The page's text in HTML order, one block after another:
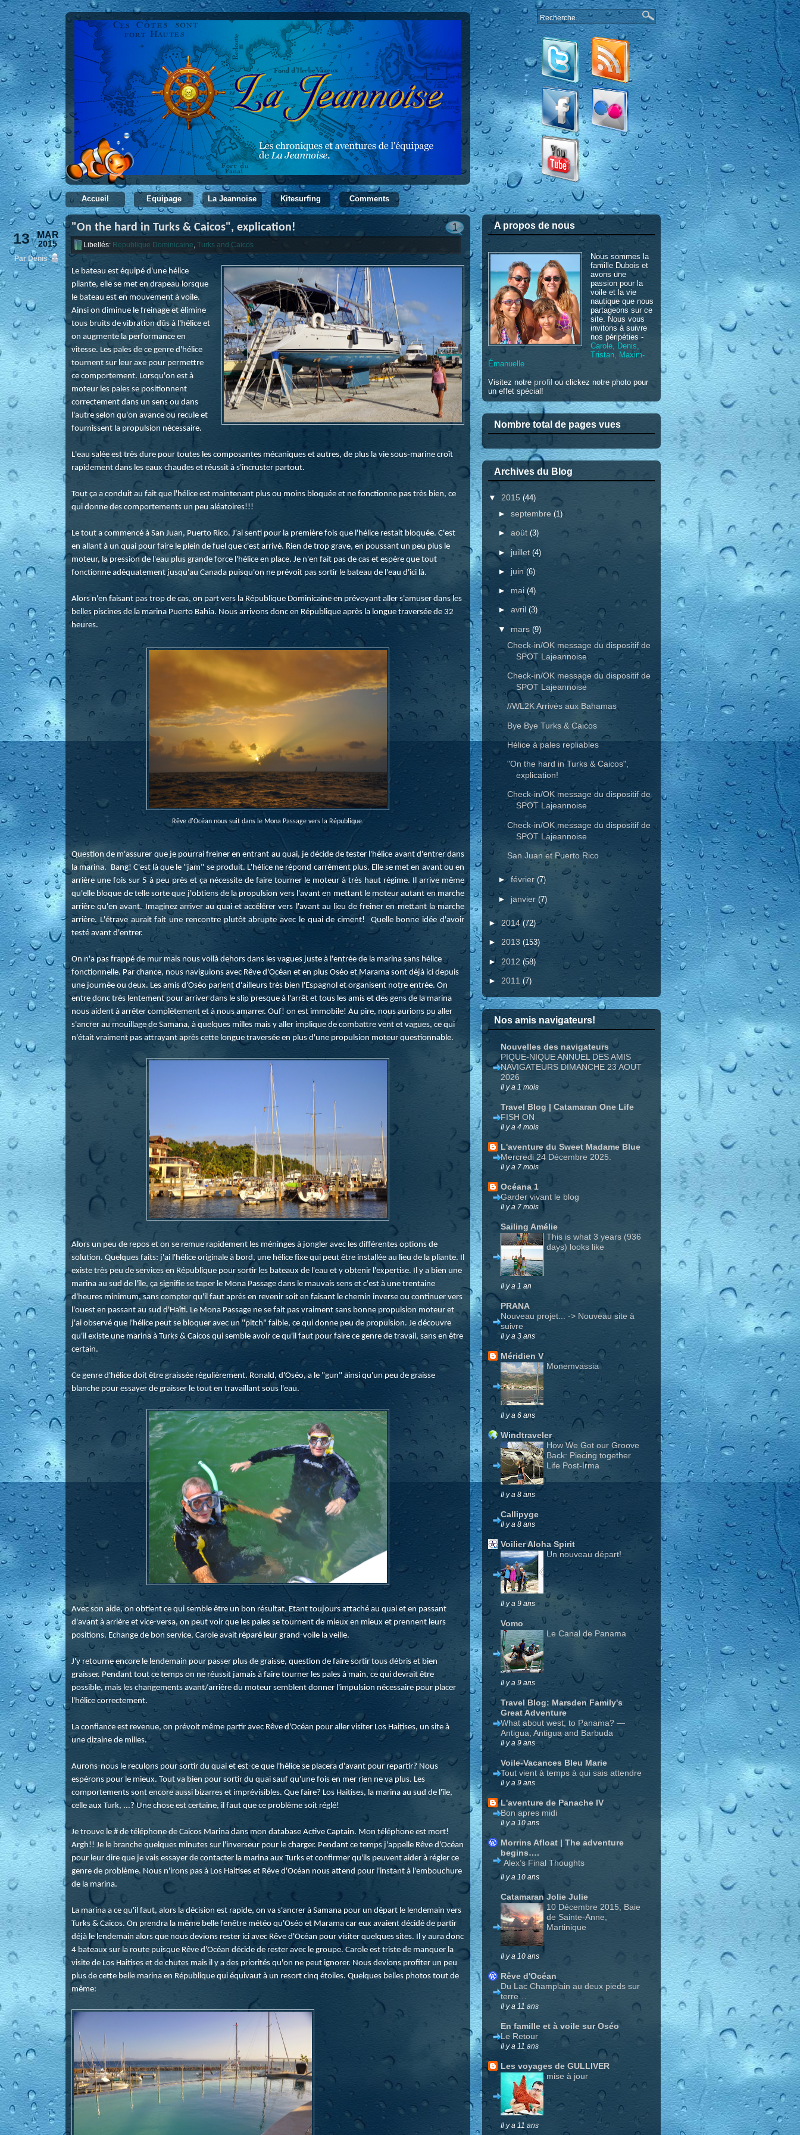
Accueil Equipage La Jeannoise Kitesurfing Comments
MAR
2015
13
Par Denis
1
"On the hard in Turks & Caicos", explication!
Libellés: Republique Dominicaine, Turks and Caicos
Le bateau est équipé d'une hélice
pliante, elle se met en drapeau lorsque
le bateau est en mouvement à voile.
Ainsi on diminue le freinage et élimine
tous bruits de vibration dûs à l'hélice et
on augmente la performance en
vitesse. Les pales de ce genre d'hélice
tournent sur leur axe pour permettre
ce comportement. Lorsqu'on est à
moteur les pales se positionnent
correctement dans un sens ou dans
l'autre selon qu'on avance ou recule et
fournissent la propulsion nécessaire.
L'eau salée est très dure pour toutes les composantes mécaniques et autres, de plus la vie sous-marine croît
rapidement dans les eaux chaudes et réussit à s'incruster partout.
Tout ça a conduit au fait que l'hélice est maintenant plus ou moins bloquée et ne fonctionne pas très bien, ce
qui donne des comportements un peu aléatoires!!!
Le tout a commencé à San Juan, Puerto Rico. J'ai senti pour la première fois que l'hélice restait bloquée. C'est
en allant à un quai pour faire le plein de fuel que c'est arrivé. Rien de trop grave, en poussant un peu plus le
moteur, la pression de l'eau plus grande force l'hélice en place. Je n'en fait pas de cas et espère que tout
fonctionne adéquatement jusqu'au Canada puisqu'on ne prévoit pas sortir le bateau de l'eau d'ici là.
Alors n'en faisant pas trop de cas, on part vers la République Dominicaine en prévoyant aller s'amuser dans les
belles piscines de la marina Puerto Bahia. Nous arrivons donc en République après la longue traversée de 32
heures.
Rêve d'Océan nous suit dans le Mona Passage vers la République.
Question de m'assurer que je pourrai freiner en entrant au quai, je décide de tester l'hélice avant d'entrer dans
la marina. Bang! C'est là que le "jam" se produit. L'hélice ne répond carrément plus. Elle se met en avant ou en
arrière une fois sur 5 à peu près et ça nécessite de faire tourner le moteur à très haut régime. Il arrive même
qu'elle bloque de telle sorte que j'obtiens de la propulsion vers l'avant en mettant le moteur autant en marche
arrière qu'en avant. Imaginez arriver au quai et accélérer vers l'avant au lieu de freiner en mettant la marche
arrière. L'étrave aurait fait une rencontre plutôt abrupte avec le quai de ciment! Quelle bonne idée d'avoir
testé avant d'entrer.
On n'a pas frappé de mur mais nous voilà dehors dans les vagues juste à l'entrée de la marina sans hélice
fonctionnelle. Par chance, nous naviguions avec Rêve d'Océan et en plus Oséo et Marama sont déjà ici depuis
une journée ou deux. Les amis d'Oséo parlent d'ailleurs très bien l'Espagnol et organisent notre entrée. On
entre donc très lentement pour arriver dans le slip presque à l'arrêt et tous les amis et des gens de la marina
nous aident à arrêter complètement et à nous amarrer. Ouf! on est immobile! Au pire, nous aurions pu aller
s'ancrer au mouillage de Samana, à quelques milles mais y aller implique de combattre vent et vagues, ce qui
n'était vraiment pas attrayant après cette longue traversée en plus d'une propulsion moteur questionnable.
Alors un peu de repos et on se remue rapidement les méninges à jongler avec les différentes options de
solution. Quelques faits: j'ai l'hélice originale à bord, une hélice fixe qui peut être installée au lieu de la pliante. Il
existe très peu de services en République pour sortir les bateaux de l'eau et y obtenir l'expertise. Il y a bien une
marina au sud de l'île, ça signifie se taper le Mona Passage dans le mauvais sens et c'est à une trentaine
d'heures minimum, sans compter qu'il faut après en revenir soit en faisant le chemin inverse ou continuer vers
l'ouest en passant au sud d'Haîti. Le Mona Passage ne se fait pas vraiment sans bonne propulsion moteur et
j'ai observé que l'hélice peut se bloquer avec un "pitch" faible, ce qui donne peu de propulsion. Je découvre
qu'il existe une marina à Turks & Caicos qui semble avoir ce qu'il faut pour faire ce genre de travail, sans en être
certain.
Ce genre d'hélice doit être graissée régulièrement. Ronald, d'Oséo, a le "gun" ainsi qu'un peu de graisse
blanche pour essayer de graisser le tout en travaillant sous l'eau.
Avec son aide, on obtient ce qui semble être un bon résultat. Etant toujours attaché au quai et en passant
d'avant à arrière et vice-versa, on peut voir que les pales se tournent de mieux en mieux et prennent leurs
positions. Echange de bon service, Carole avait réparé leur grand-voile la veille.
J'y retourne encore le lendemain pour passer plus de graisse, question de faire sortir tous débris et bien
graisser. Pendant tout ce temps on ne réussit jamais à faire tourner les pales à main, ce qui devrait être
possible, mais les changements avant/arrière du moteur semblent donner l'impulsion nécessaire pour placer
l'hélice correctement.
La confiance est revenue, on prévoit même partir avec Rêve d'Océan pour aller visiter Los Haitises, un site à
une dizaine de milles.
Aurons-nous le reculons pour sortir du quai et est-ce que l'hélice se placera d'avant pour repartir? Nous
espérons pour le mieux. Tout va bien pour sortir du quai sauf qu'une fois en mer rien ne va plus. Les
comportements sont encore aussi bizarres et imprévisibles. Que faire? Los Haitises, la marina au sud de l'île,
celle aux Turk, ...? Une chose est certaine, il faut que ce problème soit réglé!
Je trouve le # de téléphone de Caicos Marina dans mon database Active Captain. Mon téléphone est mort!
Argh!! Je le branche quelques minutes sur l'inverseur pour le charger. Pendant ce temps j'appelle Rêve d'Océan
pour leur dire que je vais essayer de contacter la marina aux Turks et confirmer qu'ils peuvent aider à régler ce
genre de problème. Nous n'irons pas à Los Haitises et Rêve d'Océan nous attend pour l'instant à l'embouchure
de la marina.
La marina a ce qu'il faut, alors la décision est rapide, on va s'ancrer à Samana pour un départ le lendemain vers
Turks & Caicos. On prendra la même belle fenêtre météo qu'Oséo et Marama car eux avaient décidé de partir
déjà le lendemain alors que nous devions rester ici avec Rêve d'Océan pour visiter quelques sites. Il y aura donc
4 bateaux sur la route puisque Rêve d'Océan décide de rester avec le groupe. Carole est triste de manquer la
visite de Los Haitises et de chutes mais il y a des priorités qu'on ne peut ignorer. Nous devions profiter un peu
plus de cette belle marina en République qui équivaut à un resort cinq étoiles. Quelques belles photos tout de
même:
A propos de nous
Nous sommes la
famille Dubois et
avons une
passion pour la
voile et la vie
nautique que nous
partageons sur ce
site. Nous vous
invitons à suivre
nos péripéties -
Carole, Denis,
Tristan, Maxim-
Émanuelle
Visitez notre profilou clickez notre photo pour
un effet spécial!
Nombre total de pages vues
Archives du Blog
▼ 2015 (44)
► septembre (1)
► août (3)
► juillet (4)
► juin (6)
► mai (4)
► avril (3)
▼ mars (9)
Check-in/OK message du dispositif de
SPOT Lajeannoise
Check-in/OK message du dispositif de
SPOT Lajeannoise
//WL2K Arrivés aux Bahamas
Bye Bye Turks & Caicos
Hélice à pales repliables
"On the hard in Turks & Caicos",
explication!
Check-in/OK message du dispositif de
SPOT Lajeannoise
Check-in/OK message du dispositif de
SPOT Lajeannoise
San Juan et Puerto Rico
► février (7)
► janvier (7)
► 2014(72)
► 2013 (153)
► 2012 (58)
► 2011 (7)
Nos amis navigateurs!
Nouvelles des navigateurs
PIQUE-NIQUE ANNUEL DES AMIS
NAVIGATEURS DIMANCHE 23 AOUT
2026
Il y a 1 mois
Travel Blog | Catamaran One Life
FISH ON
Il y a 4 mois
L'aventure du Sweet Madame Blue
Mercredi 24 Décembre 2025.
Il y a 7 mois
Océana 1
Garder vivant le blog
Il y a 7 mois
Sailing Amélie
This is what 3 years (936
days) looks like
Il y a 1 an
PRANA
Nouveau projet... -> Nouveau site à
suivre
Il y a 3 ans
Méridien V
Monemvassia
Il y a 6 ans
Windtraveler
How We Got our Groove
Back: Piecing together
Life Post-Irma
Il y a 8 ans
Callipyge
Il y a 8 ans
Voilier Aloha Spirit
Un nouveau départ!
Il y a 9 ans
Vomo
Le Canal de Panama
Il y a 9 ans
Travel Blog: Marsden Family's
Great Adventure
What about west, to Panama? —
Antigua, Antigua and Barbuda
Il y a 9 ans
Voile-Vacances Bleu Marie
Tout vient à temps à qui sais attendre
Il y a 9 ans
L'aventure de Panache IV
Bon apres midi
Il y a 10 ans
Morrins Afloat | The adventure
begins….
Alex’s Final Thoughts
Il y a 10 ans
Catamaran Jolie Julie
10 Décembre 2015, Baie
de Sainte-Anne,
Martinique
Il y a 10 ans
Rêve d'Océan
Du Lac Champlain au deux pieds sur
terre…
Il y a 11 ans
En famille et à voile sur Oséo
Le Retour
Il y a 11 ans
Les voyages de GULLIVER
mise à jour
Il y a 11 ans